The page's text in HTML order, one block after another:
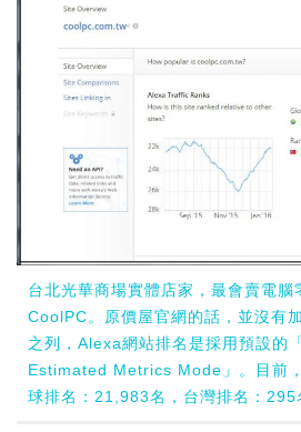
台北光華商場實體店家，最會賣電腦
CoolPC。原價屋官網的話，並沒有
之列，Alexa網站排名是採用預設的
Estimated Metrics Mode」。目前
球排名：21,983名，台灣排名：295